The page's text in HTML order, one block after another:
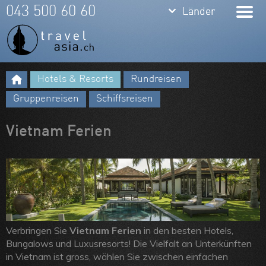
Meine Favoriten
Team
Über uns
Feedbacks
Kontakt
ARVB
keyboard_arrow_down Länder
Indonesien
Burma
Philippinen
Malaysia
Singapore
keyboard_arrow_down Länder
043 500 60 60
Hotels & Resorts
Rundreisen
Gruppenreisen
Schiffsreisen
Vietnam Ferien
Verbringen Sie Vietnam Ferien in den besten Hotels,
Bungalows und Luxusresorts! Die Vielfalt an Unterkünften
in Vietnam ist gross, wählen Sie zwischen einfachen